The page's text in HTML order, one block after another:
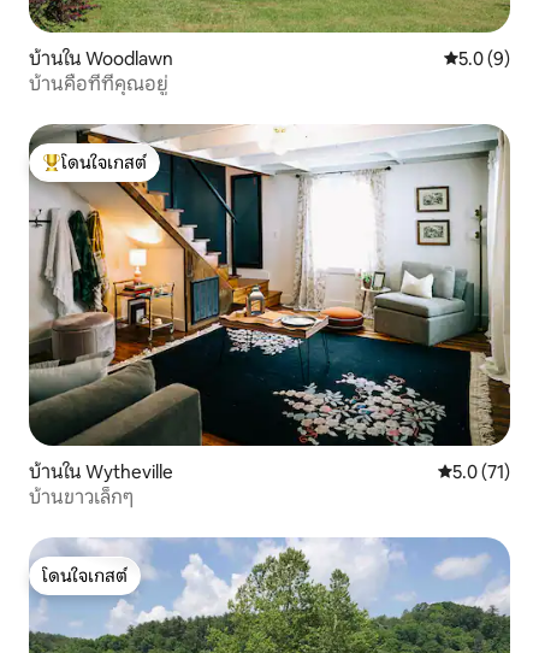
บ้านใน Woodlawn คะแนนเฉลี่
5.0 (9)
บ้านคือที่ที่คุณอยู่
โดนใจเกสต์ที่สุด
โดนใจเกสต์
บ้านใน Wytheville คะแนนเฉลี่ย
5.0 (71)
บ้านขาวเล็กๆ
โดนใจเกสต์
โดนใจเกสต์